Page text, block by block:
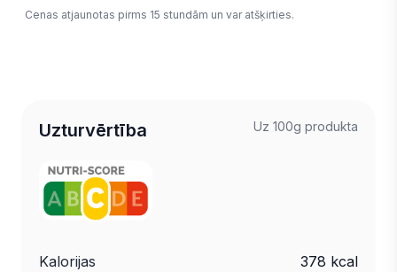
Cenas atjaunotas pirms 15 stundām un var atšķirties.
Uzturvērtība Uz 100g produkta
Kalorijas 378 kcal